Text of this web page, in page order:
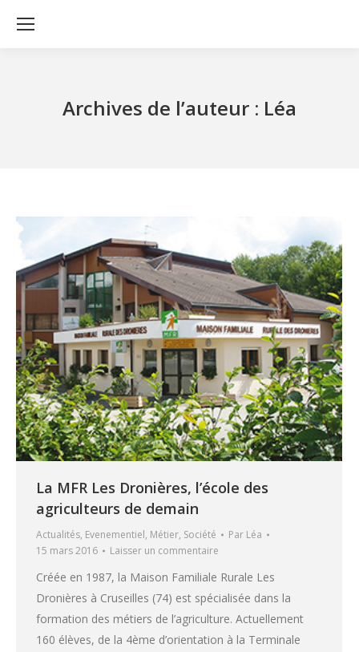
Archives de l’auteur : Léa
La MFR Les Dronières, l’école des
agriculteurs de demain
Actualités, Evenementiel, Métier, Société Par Léa
15 mars 2016
Laisser un commentaire
Créée en 1987, la Maison Familiale Rurale Les
Dronières à Cruseilles (74) est spécialisée dans la
formation des métiers de l’agriculture. Actuellement
160 élèves, de la 4ème d’orientation à la Terminale